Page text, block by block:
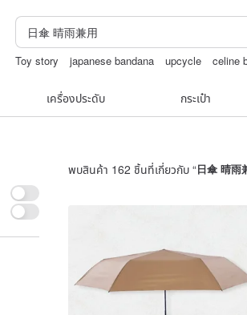
Toy story japanese bandana upcycle celine
เครื่องประดับ กระเป๋า
พบสินค้า 162 ชิ้นที่เกี่ยวกับ “日傘 晴雨